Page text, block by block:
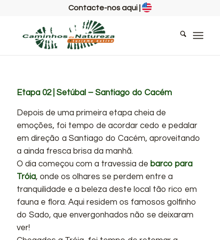
Contacte-nos aqui|
Etapa 02 | Setúbal – Santiago do Cacém
Depois de uma primeira etapa cheia de
emoções, foi tempo de acordar cedo e pedalar
em direção a Santiago do Cacém, aproveitando
a ainda fresca brisa da manhã.
O dia começou com a travessia de barco para
Tróia, onde os olhares se perdem entre a
tranquilidade e a beleza deste local tão rico em
fauna e flora. Aqui residem os famosos golfinho
do Sado, que envergonhados não se deixaram
ver!